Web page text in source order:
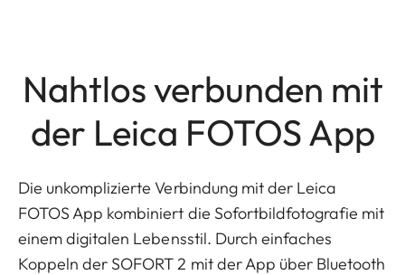
Nahtlos verbunden mit
der Leica FOTOS App
Die unkomplizierte Verbindung mit der Leica
FOTOS App kombiniert die Sofortbildfotografie mit
einem digitalen Lebensstil. Durch einfaches
Koppeln der SOFORT 2 mit der App über Bluetooth